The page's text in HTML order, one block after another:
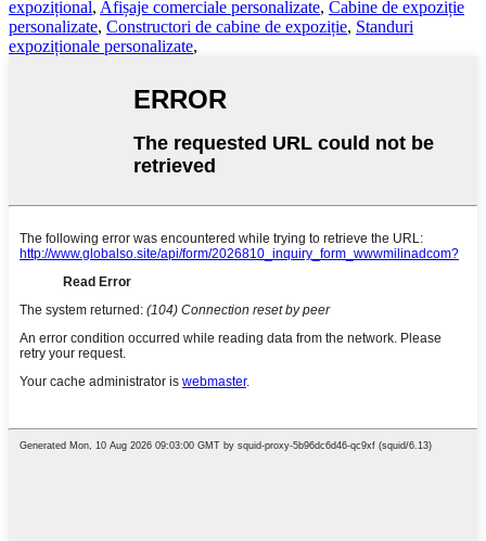
expozițional, Afișaje comerciale personalizate, Cabine de expoziție
personalizate, Constructori de cabine de expoziție, Standuri
expoziționale personalizate,